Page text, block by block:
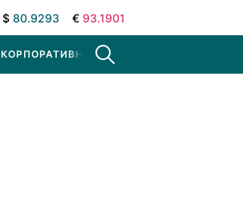
$ 80.9293 € 93.1901
КОРПОРАТИВНЫЕ НОВОСТИ